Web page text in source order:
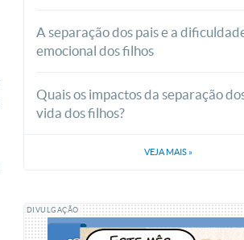
A separação dos pais e a
emocional dos filhos
Quais os impactos da separação
vida dos filhos?
VEJA MAIS »
DIVULGAÇÃO